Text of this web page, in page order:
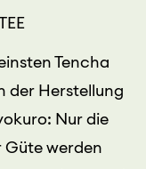
Tencha
der Herstellung
Nur die
werden